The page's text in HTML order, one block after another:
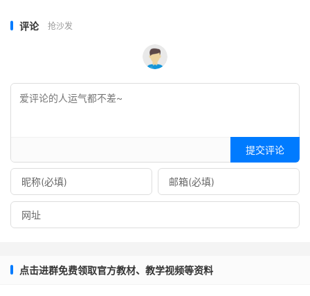
评论 抢沙发
提交评论
点击进群免费领取官方教材、教学视频等资料